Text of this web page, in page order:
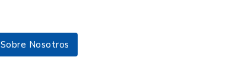
Sobre Nosotros